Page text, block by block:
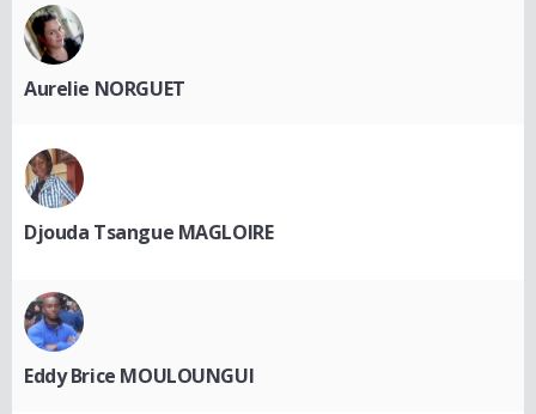
Aurelie NORGUET
Djouda Tsangue MAGLOIRE
Eddy Brice MOULOUNGUI